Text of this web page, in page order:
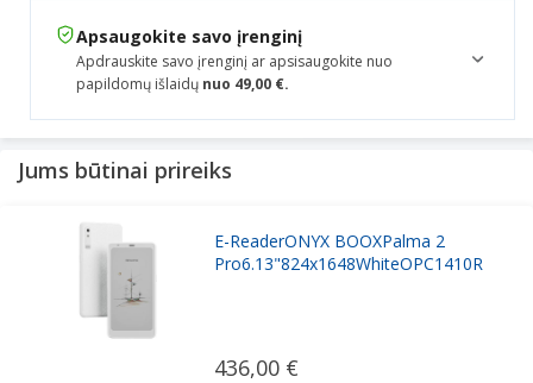
Apsaugokite savo įrenginį
Apdrauskite savo įrenginį ar apsisaugokite nuo
papildomų išlaidų nuo 49,00 €.
Jums būtinai prireiks
E-ReaderONYX BOOXPalma 2
Pro6.13"824x1648WhiteOPC1410R
436,00 €